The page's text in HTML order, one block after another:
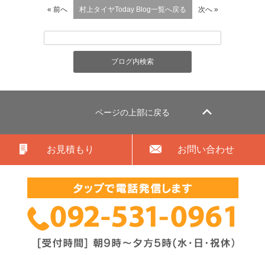
« 前へ 村上タイヤToday Blog一覧へ戻る 次へ »
ページの上部に戻る
お見積もり お問い合わせ